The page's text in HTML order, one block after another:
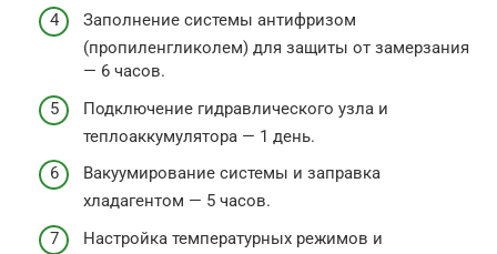
Заполнение системы антифризом
(пропиленгликолем) для защиты от замерзания
— 6 часов.
Подключение гидравлического узла и
теплоаккумулятора — 1 день.
Вакуумирование системы и заправка
хладагентом — 5 часов.
Настройка температурных режимов и